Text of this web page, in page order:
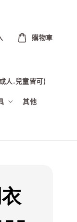
人.兒童皆可)
其他
購物車